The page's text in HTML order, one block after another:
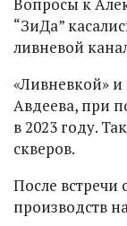
Вопросы к
“ЗиДа”
ливневой
«Ливневкой» и
Авдеева, при
в 2023 году.
скверов.
После встречи
производств